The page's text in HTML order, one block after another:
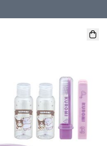
本地送貨、本地取貨 )